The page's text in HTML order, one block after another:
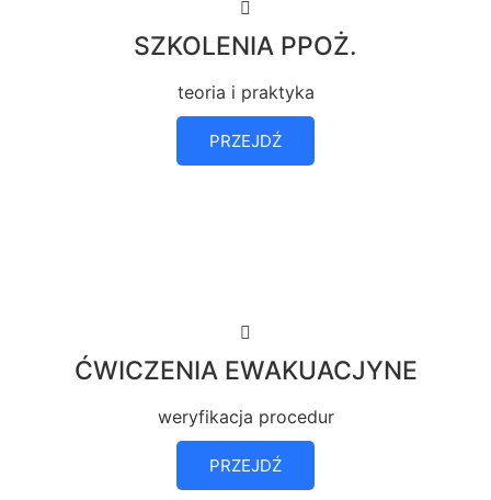
SZKOLENIA PPOŻ.
teoria i praktyka
PRZEJDŹ
ĆWICZENIA EWAKUACJYNE
weryfikacja procedur
PRZEJDŹ